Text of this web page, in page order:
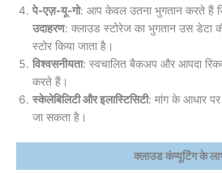
पे-एज़-यू-गो: आप केवल उतना भुगतान करते हैं
उदाहरण: क्लाउड स्टोरेज का भुगतान उस डेटा
स्टोर किया जाता है।
विश्वसनीयता: स्वचालित बैकअप और आपदा
करते हैं।
स्केलेबिलिटी और इलास्टिसिटी: मांग के आधार पर
जा सकता है।
क्लाउड कंप्यूटिंग के